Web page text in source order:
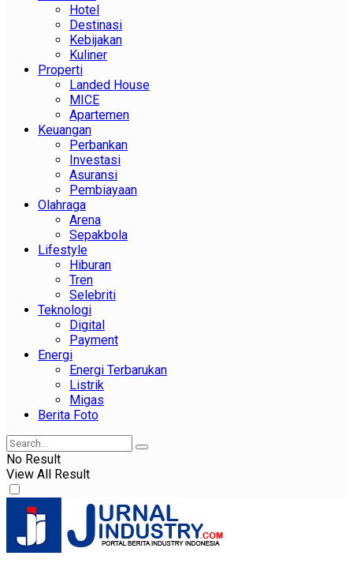
Hotel
Destinasi
Kebijakan
Kuliner
Properti
Landed House
MICE
Apartemen
Keuangan
Perbankan
Investasi
Asuransi
Pembiayaan
Olahraga
Arena
Sepakbola
Lifestyle
Hiburan
Tren
Selebriti
Teknologi
Digital
Payment
Energi
Energi Terbarukan
Listrik
Migas
Berita Foto
No Result
View All Result